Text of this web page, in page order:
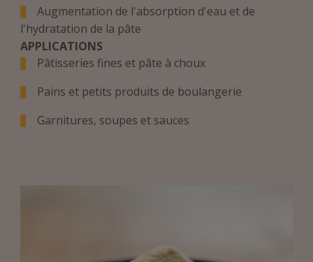
Augmentation de l'absorption d'eau et de
l'hydratation de la pâte
APPLICATIONS
Pâtisseries fines et pâte à choux
Pains et petits produits de boulangerie
Garnitures, soupes et sauces